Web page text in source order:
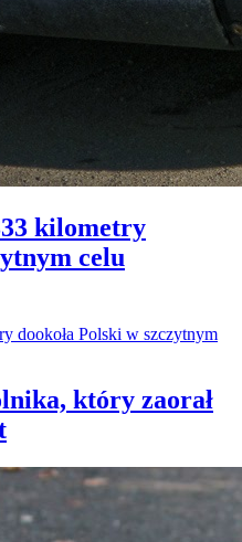
kilometry
celu
który zaorał